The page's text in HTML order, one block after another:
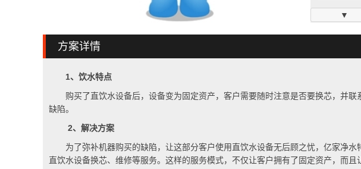
▼
方案详情
1、饮水特点
购买了直饮水设备后，设备变为固定资产，客户需要随时注意是否要换芯，并
缺陷。
2、解决方案
为了弥补机器购买的缺陷，让这部分客户使用直饮水设备无后顾之忧，亿家净水
直饮水设备换芯、维修等服务。这样的服务模式，不仅让客户拥有了固定资产，而且